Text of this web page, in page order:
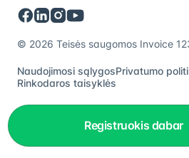
Registruokis dabar
© 2026 Teisės saugomos Invoice
Naudojimosi sąlygosPrivatumo
Rinkodaros taisyklės